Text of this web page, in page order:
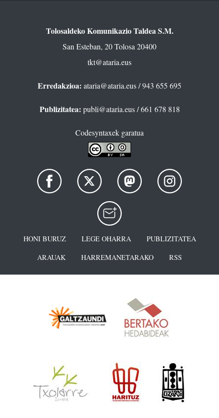
Tolosaldeko Komunikazio Taldea S.M.
San Esteban, 20 Tolosa 20400
tkt@ataria.eus
Erredakzioa: ataria@ataria.eus/ 943 655 695
Publizitatea: publi@ataria.eus/ 661 678 818
Codesyntaxek garatua
HONI BURUZ LEGE OHARRA
PUBLIZITATEA
ARAUAK
HARREMANETARAKO RSS